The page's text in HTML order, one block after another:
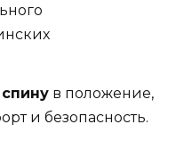
в положение,
и безопасность.